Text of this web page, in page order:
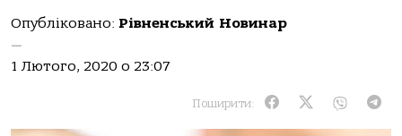
Опубліковано: Рівненський Новинар
—
1 Лютого, 2020 о 23:07
Поширити: